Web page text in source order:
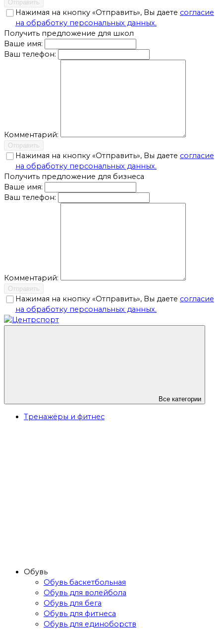
Отправить
Нажимая на кнопку «Отправить», Вы даете согласие
на обработку персональных данных.
Получить предложение для школ
Ваше имя:
Ваш телефон:
Комментарий:
Отправить
Нажимая на кнопку «Отправить», Вы даете согласие
на обработку персональных данных.
Получить предложение для бизнеса
Ваше имя:
Ваш телефон:
Комментарий:
Отправить
Нажимая на кнопку «Отправить», Вы даете согласие
на обработку персональных данных.
Все категории
Тренажёры и фитнес
Обувь
Обувь баскетбольная
Обувь для волейбола
Обувь для бега
Обувь для фитнеса
Обувь для единоборств